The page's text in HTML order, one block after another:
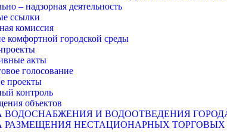
– надзорная деятельность
ссылки
комиссия
комфортной городской среды
акты
голосование
проекты
контроль
объектов
ВОДОСНАБЖЕНИЯ И ВОДООТВЕДЕНИЯ
РАЗМЕЩЕНИЯ НЕСТАЦИОНАРНЫХ ТОРГОВЫХ